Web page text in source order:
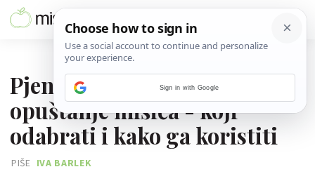
Pjenasti valjak izvrstan je za
opuštanje mišića - koji
odabrati i kako ga koristiti
PIŠE IVA BARLEK
Sign in with Google